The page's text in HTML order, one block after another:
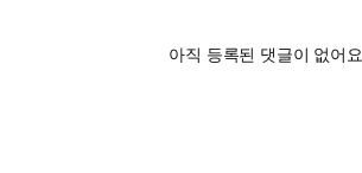
아직 등록된 댓글이 없어요